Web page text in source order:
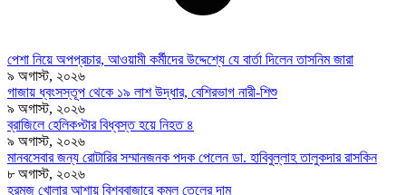
পেশা নিয়ে অপপ্রচার, আওয়ামী কর্মীদের উদ্দেশ্যে যে বার্তা দিলেন তাসনিম জারা
৯ অগাস্ট, ২০২৬
গাজায় ধ্বংসস্তূপ থেকে ১৯ লাশ উদ্ধার, বেশিরভাগ নারী-শিশু
৯ অগাস্ট, ২০২৬
ব্রাজিলে হেলিকপ্টার বিধ্বস্ত হয়ে নিহত ৪
৯ অগাস্ট, ২০২৬
মানবসেবার জন্য রোটারির সম্মানজনক পদক পেলেন ডা. হাবিবুল্লাহ তালুকদার রাসকিন
৮ অগাস্ট, ২০২৬
হরমুজ খোলার আশায় বিশ্ববাজারে কমল তেলের দাম